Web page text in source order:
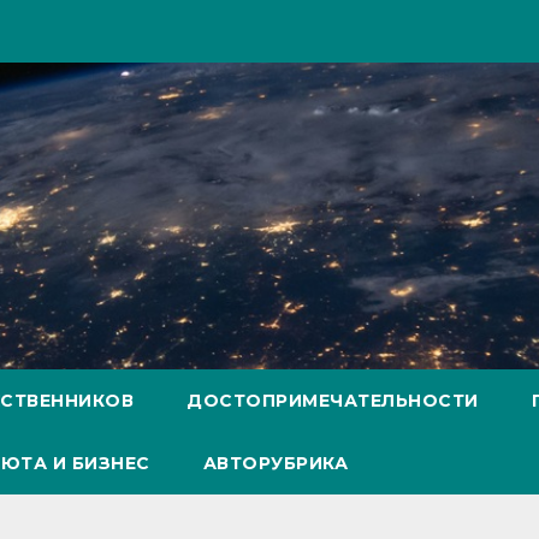
ДОСТОПРИМЕЧАТЕЛЬНОСТИ
И БИЗНЕС АВТОРУБРИКА